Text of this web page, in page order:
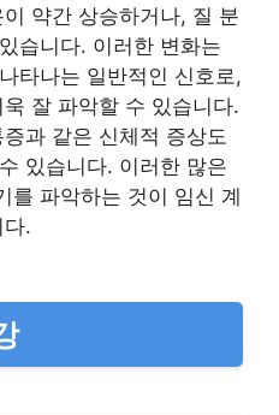
약간 상승하거나, 질 분
습니다. 이러한 변화는
타나는 일반적인 신호로,
잘 파악할 수 있습니다.
과 같은 신체적 증상도
있습니다. 이러한 많은
를 파악하는 것이 임신 계
.